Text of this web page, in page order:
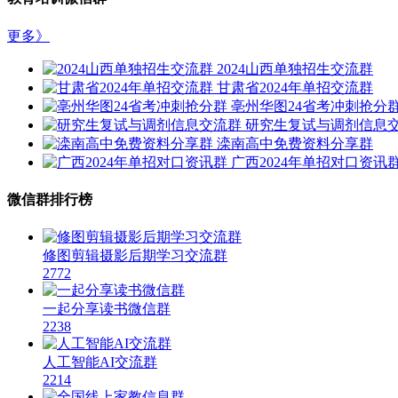
更多》
2024山西单独招生交流群
甘肃省2024年单招交流群
亳州华图24省考冲刺抢分
研究生复试与调剂信息
滦南高中免费资料分享群
广西2024年单招对口资讯
微信群排行榜
修图剪辑摄影后期学习交流群
2772
一起分享读书微信群
2238
人工智能AI交流群
2214